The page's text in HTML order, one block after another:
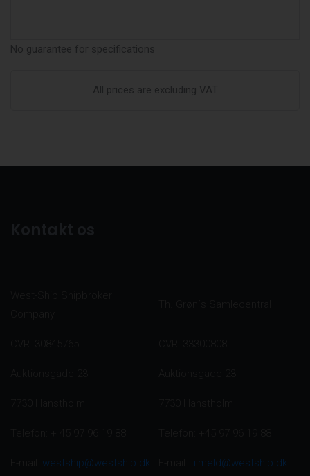
No guarantee for specifications
All prices are excluding VAT
westship@westship.dk tilmeld@westship.dk